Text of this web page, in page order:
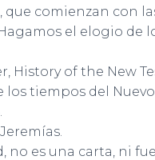
que comienzan con
el elogio de
History of the New
los tiempos del
no es una carta, ni